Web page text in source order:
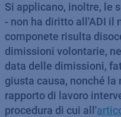
Si applicano, inoltre, le
- non ha diritto all'ADI il
componete risulta
dimissioni volontarie,
data delle dimissioni,
giusta causa, nonché la
rapporto di lavoro
procedura di cui all'